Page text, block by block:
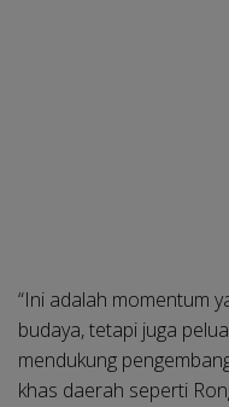
“Ini adalah momentum
budaya, tetapi juga
mendukung
khas daerah seperti